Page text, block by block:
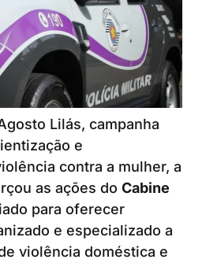
Lilás, campanha
e
contra a mulher, a
as ações do Cabine
para oferecer
e especializado a
violência doméstica e